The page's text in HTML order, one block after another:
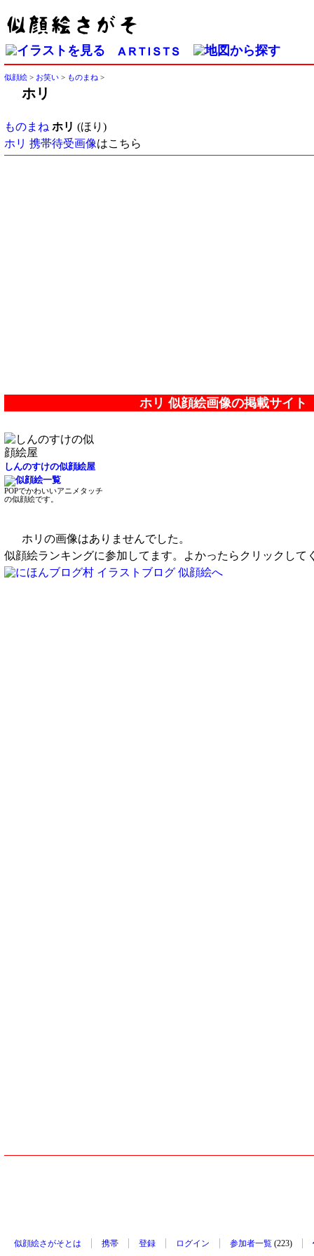
似顔絵 > お笑い > ものまね >
ホリ
ものまね ホリ (ほり)
ホリ 携帯待受画像はこちら
ホリ 似顔絵画像の掲載サイト
しんのすけの似顔絵屋
POPでかわいいアニメタッチ
の似顔絵です。
ホリの画像はありませんでした。
似顔絵ランキングに参加してます。よかったらクリックして
似顔絵さがそとは 携帯 登録 ログイン 参加者一覧 (223)